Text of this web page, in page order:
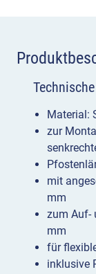
Material:
zur
mit
mm
zum Auf-
mm
für
inklusive